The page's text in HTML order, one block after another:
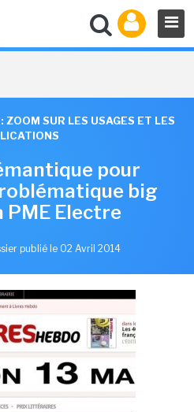
ZOOM SUR LES USAGES ET LES
pour
big
PME Electre
publié le 02 Avril 2014